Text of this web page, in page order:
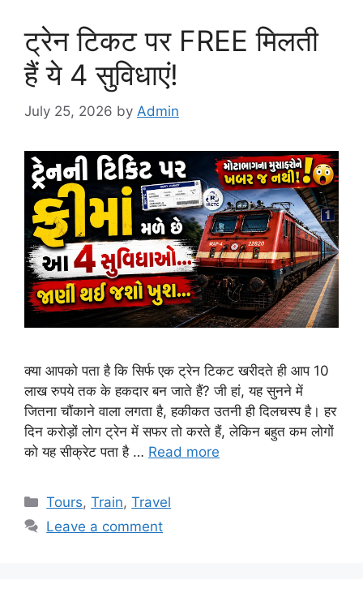
ट्रेन टिकट पर FREE मिलती
हैं ये 4 सुविधाएं!
July 25, 2026 by Admin
क्या आपको पता है कि सिर्फ एक ट्रेन टिकट खरीदते ही आप 10
लाख रुपये तक के हकदार बन जाते हैं? जी हां, यह सुनने में
जितना चौंकाने वाला लगता है, हकीकत उतनी ही दिलचस्प है। हर
दिन करोड़ों लोग ट्रेन में सफर तो करते हैं, लेकिन बहुत कम लोगों
को यह सीक्रेट पता है … Read more
Categories
Tours,Train,Travel
Leave a comment